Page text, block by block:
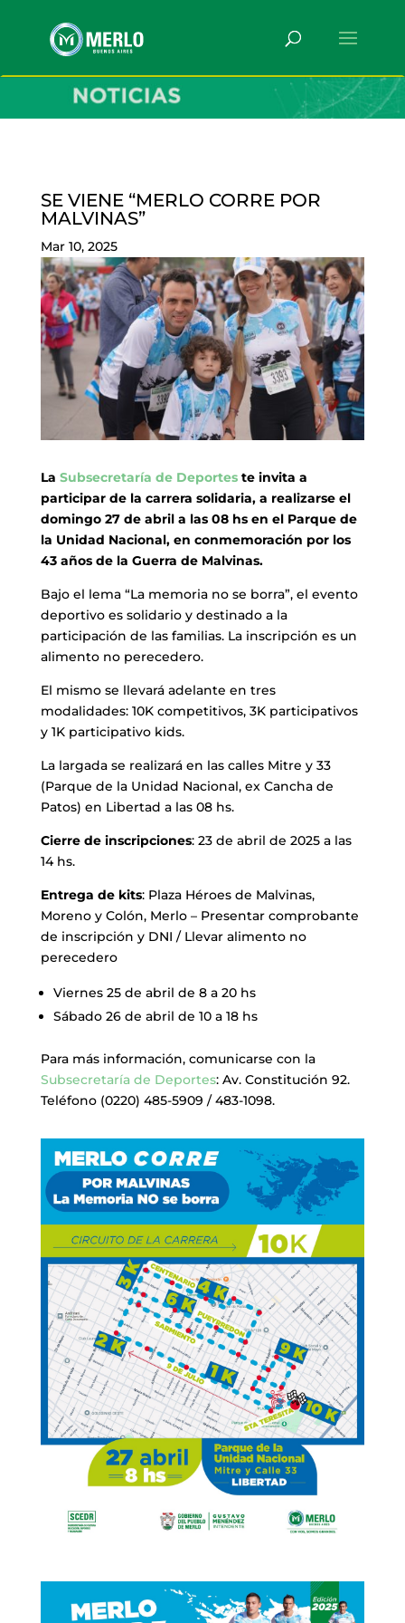
SE VIENE “MERLO CORRE POR
MALVINAS”
Mar 10, 2025
La Subsecretaría de Deporteste invita a
participar de la carrera solidaria, a realizarse el
domingo 27 de abril a las 08 hs en el Parque de
la Unidad Nacional, en conmemoración por los
43 años de la Guerra de Malvinas.
Bajo el lema “La memoria no se borra”, el evento
deportivo es solidario y destinado a la
participación de las familias. La inscripción es un
alimento no perecedero.
El mismo se llevará adelante en tres
modalidades: 10K competitivos, 3K participativos
y 1K participativo kids.
La largada se realizará en las calles Mitre y 33
(Parque de la Unidad Nacional, ex Cancha de
Patos) en Libertad a las 08 hs.
Cierre de inscripciones: 23 de abril de 2025 a las
14 hs.
Entrega de kits: Plaza Héroes de Malvinas,
Moreno y Colón, Merlo – Presentar comprobante
de inscripción y DNI / Llevar alimento no
perecedero
Viernes 25 de abril de 8 a 20 hs
Sábado 26 de abril de 10 a 18 hs
Para más información, comunicarse con la
Subsecretaría de Deportes: Av. Constitución 92.
Teléfono (0220) 485-5909 / 483-1098.